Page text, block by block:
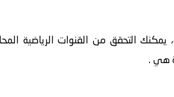
يمكنك التحقق من القنوات الرياضية
هي .